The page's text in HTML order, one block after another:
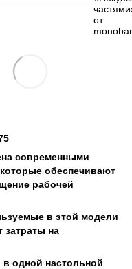
современными
обеспечивают
рабочей
в этой модели
затраты на
одной настольной